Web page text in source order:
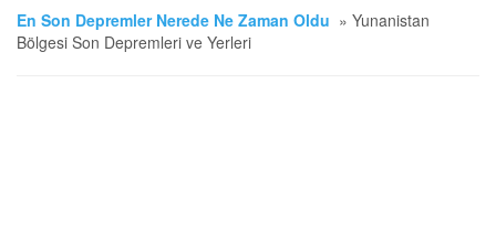
En Son Depremler Nerede Ne Zaman Oldu » Yunanistan
Bölgesi Son Depremleri ve Yerleri